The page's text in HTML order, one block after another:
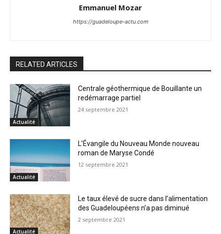
Emmanuel Mozar
https://guadeloupe-actu.com
RELATED ARTICLES
Actualité
Centrale géothermique de Bouillante un
redémarrage partiel
24 septembre 2021
Actualité
L’Évangile du Nouveau Monde nouveau
roman de Maryse Condé
12 septembre 2021
Actualité
Le taux élevé de sucre dans l’alimentation
des Guadeloupéens n’a pas diminué
2 septembre 2021